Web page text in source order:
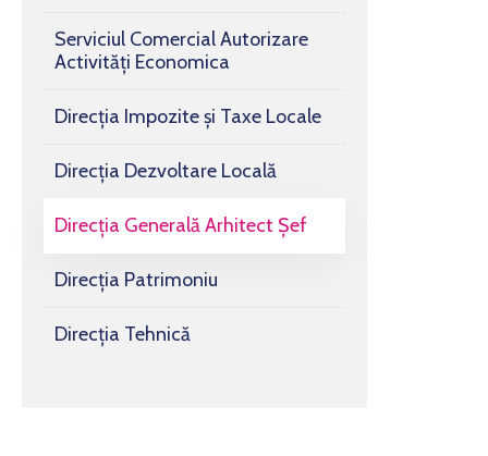
Serviciul Comercial Autorizare
Activități Economica
Direcția Impozite și Taxe Locale
Direcția Dezvoltare Locală
Direcția Generală Arhitect Șef
Direcția Patrimoniu
Direcția Tehnică